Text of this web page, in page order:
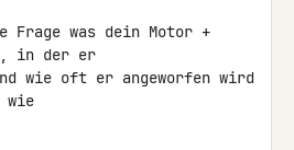
Frage was dein Motor +
in der er
wie oft er angeworfen wird
wie